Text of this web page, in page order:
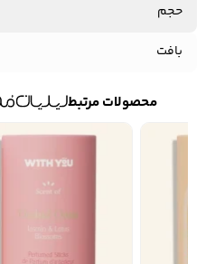
حجم
بافت
محصولات مرتبط